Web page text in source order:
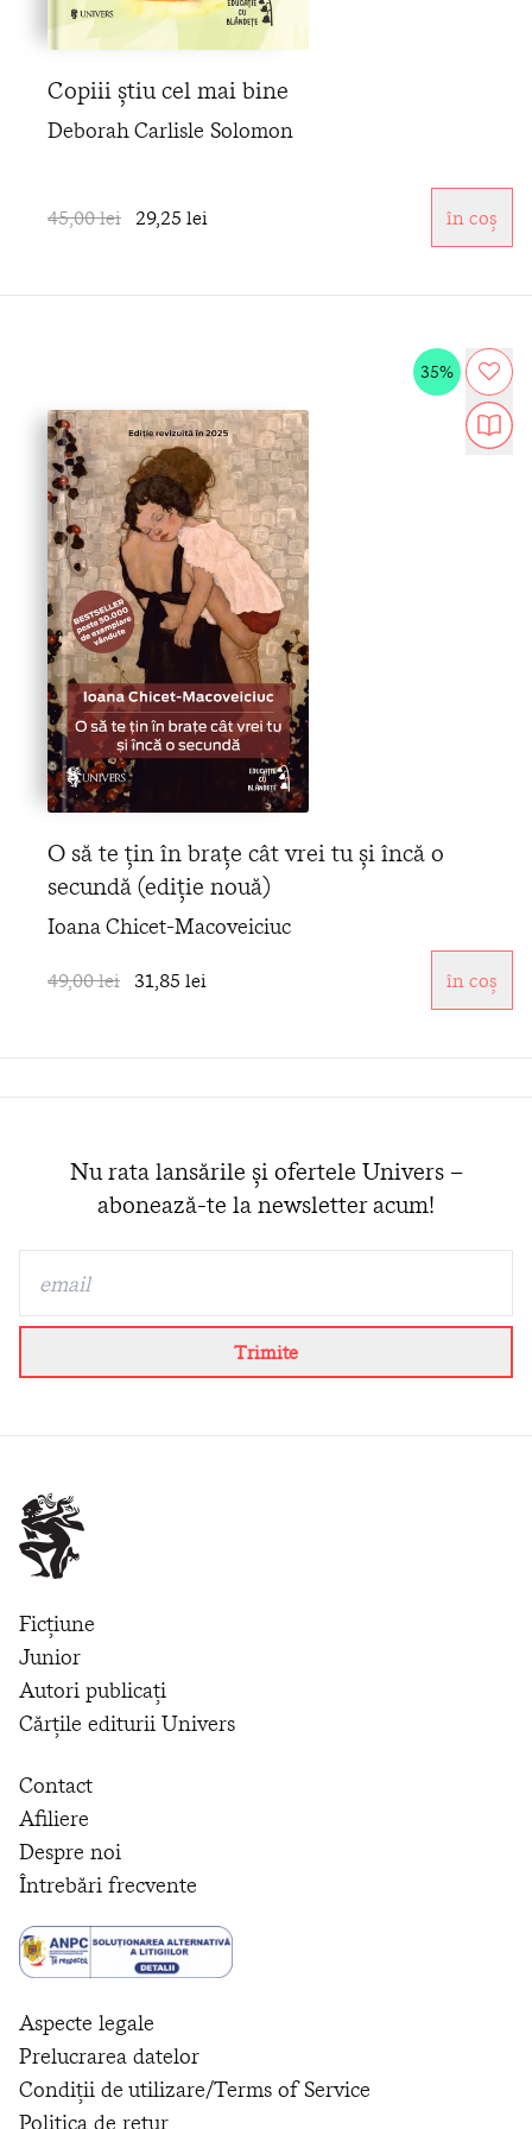
Copiii știu cel mai bine
Deborah Carlisle Solomon
45,00 lei 29,25 lei în coș
35%
O să te țin în brațe cât vrei tu și încă o
secundă (ediție nouă)
Ioana Chicet-Macoveiciuc
49,00 lei 31,85 lei în coș
Nu rata lansările și ofertele Univers –
abonează-te la newsletter acum!
Trimite
Ficțiune
Junior
Autori publicați
Cărțile editurii Univers
Contact
Afiliere
Despre noi
Întrebări frecvente
Aspecte legale
Prelucrarea datelor
Condiții de utilizare/Terms of Service